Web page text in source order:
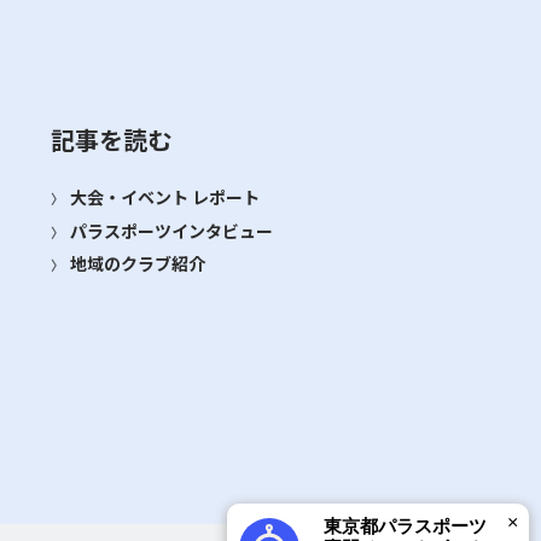
記事を読む
大会・イベント レポート
パラスポーツインタビュー
地域のクラブ紹介
東京都パラスポーツ
×